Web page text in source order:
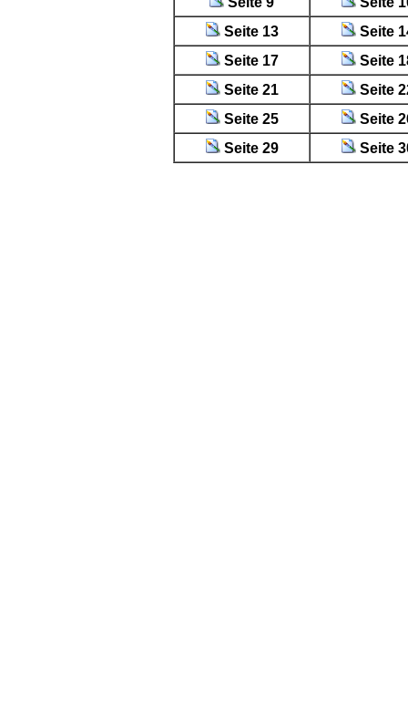
Seite 13
Seite
Seite 17
Seite
Seite 21
Seite
Seite 25
Seite
Seite 29
Seite